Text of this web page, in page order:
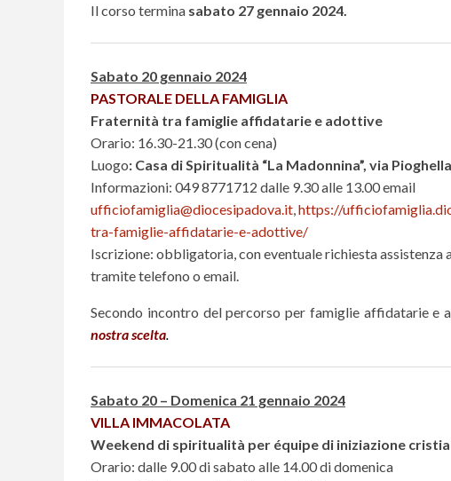
Il corso termina sabato 27 gennaio 2024.
Sabato 20 gennaio 2024
PASTORALE DELLA FAMIGLIA
Fraternità tra famiglie affidatarie e adottive
Orario: 16.30-21.30 (con cena)
Luogo: Casa di Spiritualità “La Madonnina”, via
Informazioni: 049 8771712 dalle 9.30 alle 13.00 email
ufficiofamiglia@diocesipadova.it https://
tra-famiglie-affidatarie-e-adottive/
Iscrizione: obbligatoria, con eventuale richiesta
tramite telefono o email.
Secondo incontro del percorso per famiglie affidatarie e
nostra scelta
Sabato 20 – Domenica 21 gennaio 2024
VILLA IMMACOLATA
Weekend di spiritualità per équipe di iniziazione
Orario: dalle 9.00 di sabato alle 14.00 di domenica